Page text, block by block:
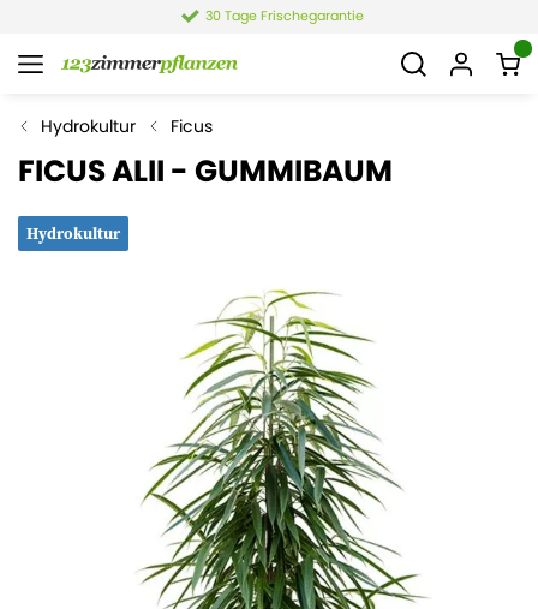
Hydrokultur Ficus
FICUS ALII - GUMMIBAUM
Hydrokultur